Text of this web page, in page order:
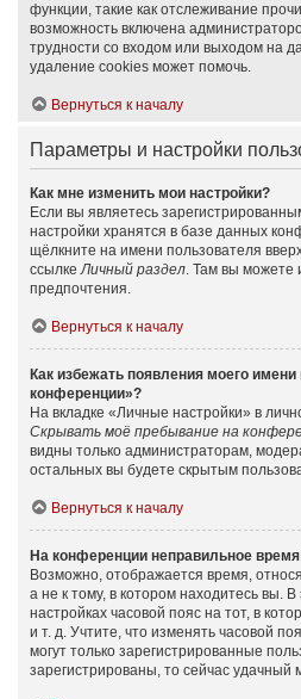
функции, такие как отслеживание
возможность включена
трудности со входом или выходом на
удаление cookies может помочь.
Вернуться к началу
Параметры и настройки
Как мне изменить мои настройки?
Если вы являетесь
настройки хранятся в базе данных
щёлкните на имени пользователя
ссылкеЛичный раздел. Там вы можете
предпочтения.
Вернуться к началу
Как избежать появления моего имени
конференции»?
На вкладке «Личные настройки» в
Скрывать моё пребывание на
видны только администраторам,
остальных вы будете скрытым
Вернуться к началу
На конференции неправильное
Возможно, отображается время,
а не к тому, в котором находитесь вы.
настройках часовой пояс на тот, в
и т. д. Учтите, что изменять часовой
могут только зарегистрированные
зарегистрированы, то сейчас удачный